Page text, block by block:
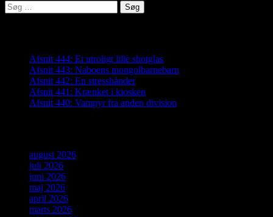
Søg
efter:
Afsnit 444: Et utroligt lille shotglas
Afsnit 443: Naboens mongolbarnebarn
Afsnit 442: En stresshånder
Afsnit 441: Krænket i kiosken
Afsnit 440: Vampyr fra anden division
august 2026
juli 2026
juni 2026
maj 2026
april 2026
marts 2026